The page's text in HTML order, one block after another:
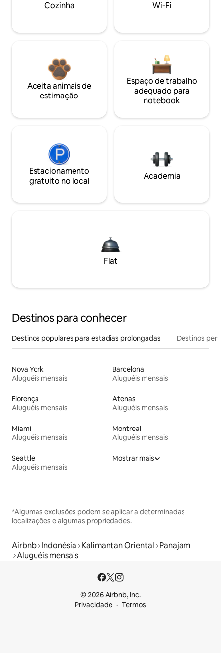
Cozinha Wi-Fi
Aceita animais de
estimação
Espaço de trabalho
adequado para
notebook
Estacionamento
gratuito no local
Academia
Flat
Destinos para conhecer
Destinos populares para estadias prolongadas Destinos
Nova York
Aluguéis mensais
Barcelona
Aluguéis mensais
Florença
Aluguéis mensais
Atenas
Aluguéis mensais
Miami
Aluguéis mensais
Montreal
Aluguéis mensais
Seattle
Aluguéis mensais
Mostrar mais
*Algumas exclusões podem se aplicar a determinadas
localizações e algumas propriedades.
Airbnb Indonésia Kalimantan Oriental Panajam
Aluguéis mensais
© 2026 Airbnb, Inc.
Privacidade
Termos